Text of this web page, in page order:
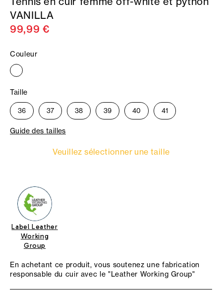
VANILLA
99,99 €
Couleur
Taille
36 37 38 39 40 41
Guide des tailles
Veuillez sélectionner une taille
Label Leather
Working
Group
En achetant ce produit, vous soutenez une fabrication
responsable du cuir avec le "Leather Working Group"